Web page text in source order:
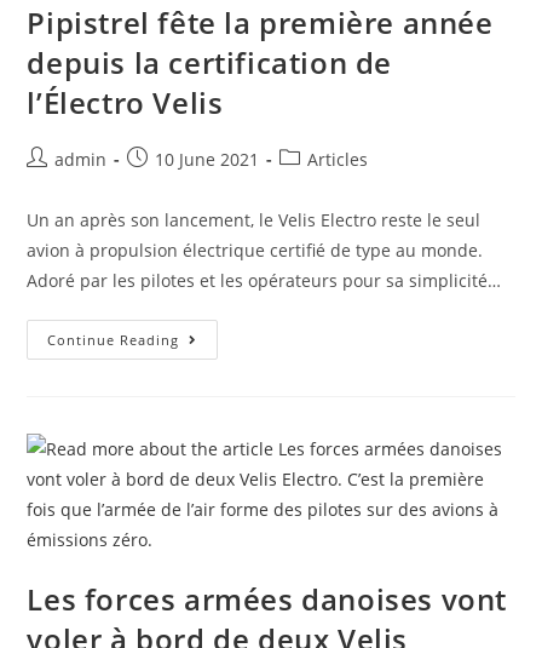
Pipistrel fête la première année
depuis la certification de
l’Électro Velis
admin 10 June 2021 Articles
Un an après son lancement, le Velis Electro reste le seul
avion à propulsion électrique certifié de type au monde.
Adoré par les pilotes et les opérateurs pour sa simplicité…
Continue Reading
Les forces armées danoises vont
voler à bord de deux Velis